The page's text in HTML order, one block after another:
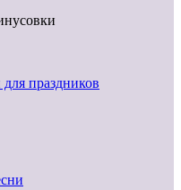
праздников